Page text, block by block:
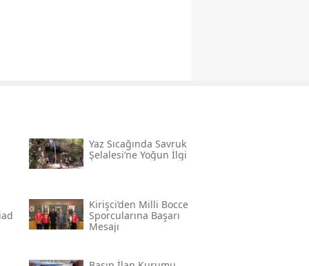
Yaz Sıcağında Savruk
Şelalesi’ne Yoğun İlgi
Kirişci’den Milli Bocce
Sporcularına Başarı
Mesajı